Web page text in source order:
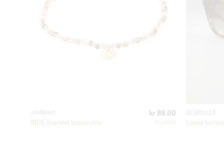
ARMBÅND
INDIE bracelet brown mix
kr 89.00 SOLBRILLER
Leona